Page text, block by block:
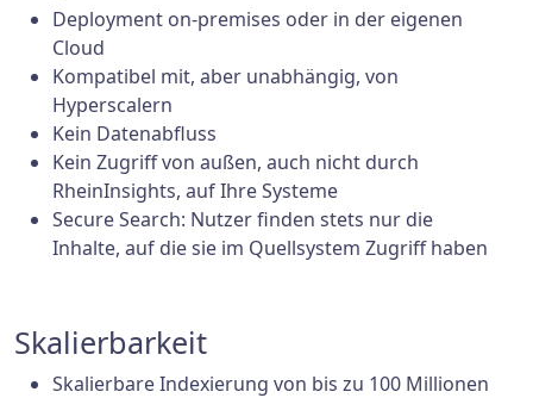
Deployment on-premises oder in der eigenen
Cloud
Kompatibel mit, aber unabhängig, von
Hyperscalern
Kein Datenabfluss
Kein Zugriff von außen, auch nicht durch
RheinInsights, auf Ihre Systeme
Secure Search: Nutzer finden stets nur die
Inhalte, auf die sie im Quellsystem Zugriff haben
Skalierbarkeit
Skalierbare Indexierung von bis zu 100 Millionen